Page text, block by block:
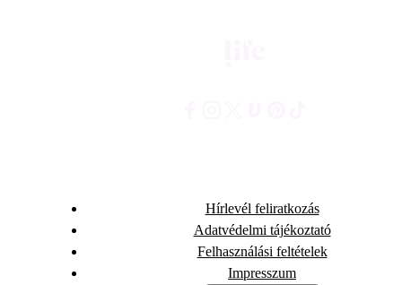
Hírlevél feliratkozás
Adatvédelmi tájékoztató
Felhasználási feltételek
Impresszum